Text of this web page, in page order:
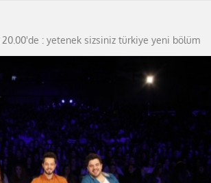
20.00'de : yetenek sizsiniz türkiye yeni bölüm